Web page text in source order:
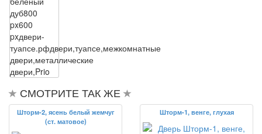
дуб800
px600
pxдвери-
туапсе.рфдвери,туапсе,межкомнатные
двери,металлические
двери,Prio
СМОТРИТЕ ТАК ЖЕ
Шторм-2, ясень белый жемчуг
(ст. матовое)
Шторм-1, венге, глухая